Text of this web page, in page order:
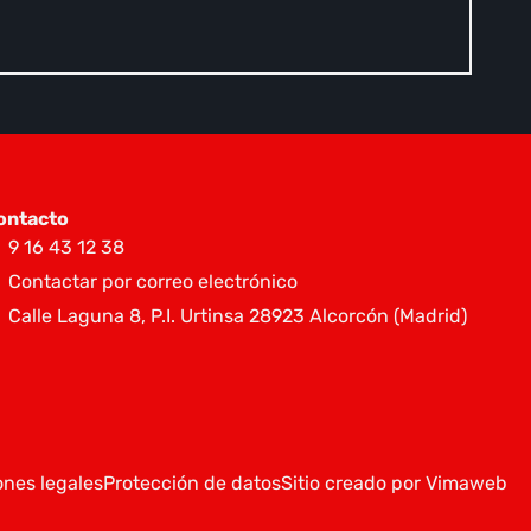
9 16 43 12 38
Contactar por correo electrónico
Calle Laguna 8, P.I. Urtinsa 28923 Alcorcón (Madrid)
legalesProtección de datosSitio creado por Vimaweb